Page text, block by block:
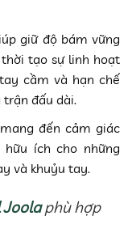
giữ độ bám vững
tạo sự linh hoạt
cầm và hạn chế
đấu dài.
đến cảm giác
ích cho những
và khuỷu tay.
Joolaphù hợp